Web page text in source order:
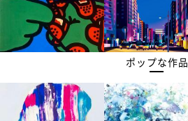
ポップな作品